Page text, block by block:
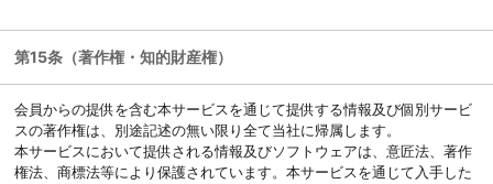
第15条（著作権・知的財産権）
会員からの提供を含む本サービスを通じて提供する情報及び個別サービ
スの著作権は、別途記述の無い限り全て当社に帰属します。
本サービスにおいて提供される情報及びソフトウェアは、意匠法、著作
権法、商標法等により保護されています。本サービスを通じて入手した